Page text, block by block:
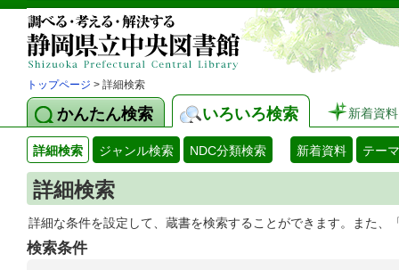
トップページ > 詳細検索
かんたん検索 いろいろ検索 新着資料
詳細検索 ジャンル検索 NDC分類検索 新着資料 テー
詳細検索
詳細な条件を設定して、蔵書を検索することができます。また
検索条件